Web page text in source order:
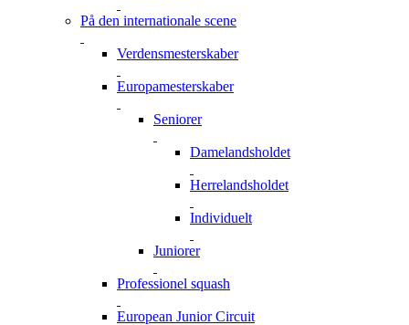
På den internationale scene
Verdensmesterskaber
Europamesterskaber
Seniorer
Damelandsholdet
Herrelandsholdet
Individuelt
Juniorer
Professionel squash
European Junior Circuit